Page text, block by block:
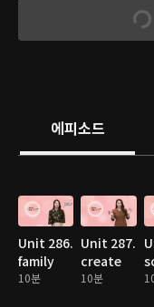
에피소드
Unit 286.
family
10분
Unit 287.
create
10분